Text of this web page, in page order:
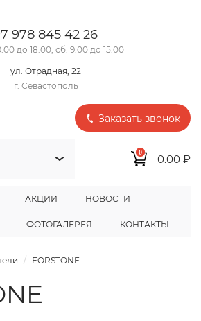
978 845 42 26
до 18:00, сб: 9:00 до 15:00
ул. Отрадная, 22
г. Севастополь
Заказать звонок
АКЦИИ НОВОСТИ
ФОТОГАЛЕРЕЯ КОНТАКТЫ
0
0.00 ₽
FORSTONE